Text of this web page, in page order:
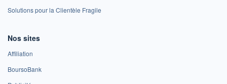
Solutions pour la Clientèle Fragile
Nos sites
Affiliation
BoursoBank